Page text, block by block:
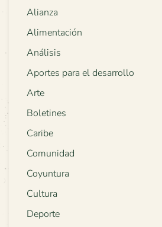
Alianza
Alimentación
Análisis
Aportes para el desarrollo
Arte
Boletines
Caribe
Comunidad
Coyuntura
Cultura
Deporte